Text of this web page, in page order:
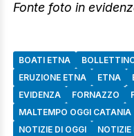
Fonte foto in
BOATI ETNA
ERUZIONE ETNA
ETNA
EVIDENZA
FORNAZZO
MALTEMPO OGGI CATANIA
NOTIZIE DI OGGI
NOTIZIE